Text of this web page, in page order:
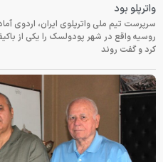
واترپلو بود
سرپرست تیم ملی واترپلوی ایران، اردوی
روسیه واقع در شهر پودولسک را یکی از
کرد و گفت روند